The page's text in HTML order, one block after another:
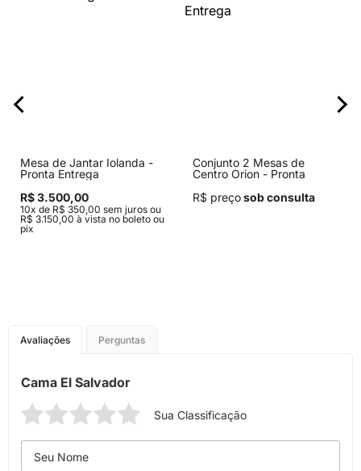
Mesa de Jantar Iolanda -
Pronta Entrega
R$ 3.500,00
10x de R$ 350,00 sem juros ou
R$ 3.150,00 à vista no boleto ou
pix
Conjunto 2 Mesas de
Centro Orion - Pronta
R$ preçosob consulta
Avaliações Perguntas
Cama El Salvador
Sua Classificação